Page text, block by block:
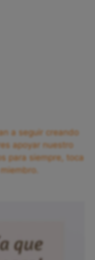
a seguir creando
apoyar nuestro
para siempre, toca